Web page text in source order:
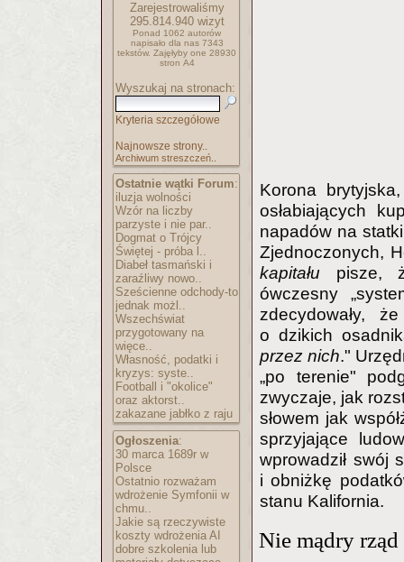
Zarejestrowaliśmy
295.814.940wizyt
Ponad 1062 autorów
napisało dla nas 7343
tekstów. Zajęłyby one 28930
stron A4
Wyszukaj na stronach:
Kryteria szczegółowe
Najnowsze strony..
Archiwum streszczeń..
Ostatnie wątki Forum:
iluzja wolności
Wzór na liczby
parzyste i nie par..
Dogmat o Trójcy
Świętej - próba l..
Diabeł tasmański i
zaraźliwy nowo..
Sześcienne odchody-to
jednak możl..
Wszechświat
przygotowany na
więce..
Własność, podatki i
kryzys: syste..
Football i "okolice"
oraz aktorst..
zakazane jabłko z raju
Ogłoszenia:
30 marca 1689r w
Polsce
Ostatnio rozważam
wdrożenie Symfonii w
chmu..
Jakie są rzeczywiste
koszty wdrożenia AI
dobre szkolenia lub
Korona
osłabiających
napadów na
Zjednoczonych,
kapitału pisze,
ówczesny
zdecydowały,
o dzikich
przez nich."
„po terenie"
zwyczaje, jak
słowem jak
sprzyjające
wprowadził swój
i obniżkę
stanu Kalifornia.
Nie mądry rząd